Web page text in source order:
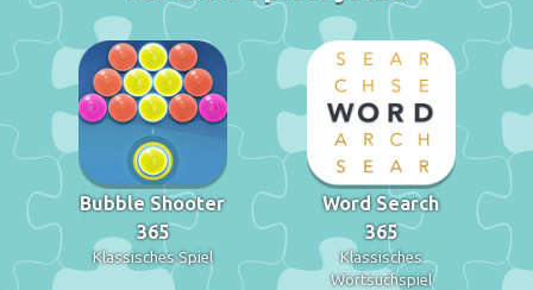
Bubble Shooter
365
Klassisches Spiel
Word Search
365
Klassisches
Wortsuchspiel